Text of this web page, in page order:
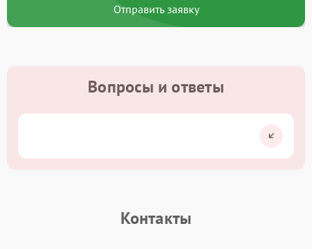
Отправить заявку
Вопросы и ответы
Контакты